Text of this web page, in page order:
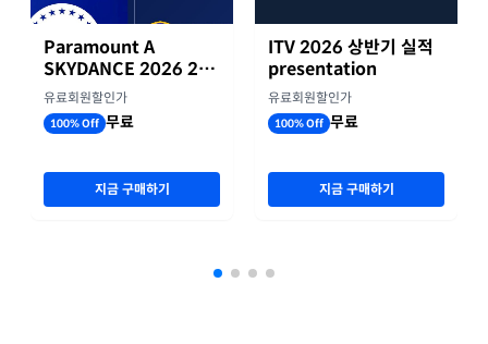
Paramount A
SKYDANCE 2026 2분
기 실적
유료회원할인가
100% Off 무료
지금 구매하기
ITV 2026 상반기 실적
presentation
유료회원할인가
100% Off 무료
지금 구매하기